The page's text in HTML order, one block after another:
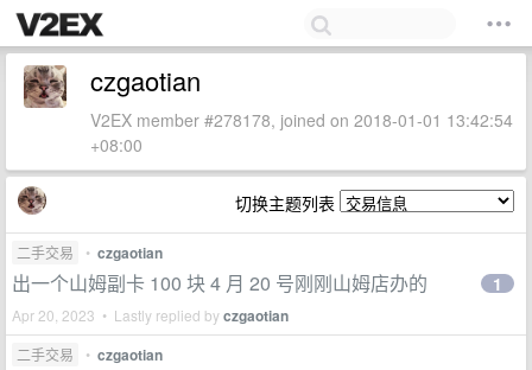
czgaotian
V2EX member #278178, joined on 2018-01-01 13:42:54
+08:00
切换主题列表
二手交易 • czgaotian
出一个山姆副卡 100 块 4 月 20 号刚刚山姆店办的
Apr 20, 2023 • Lastly replied byczgaotian
1
二手交易 • czgaotian